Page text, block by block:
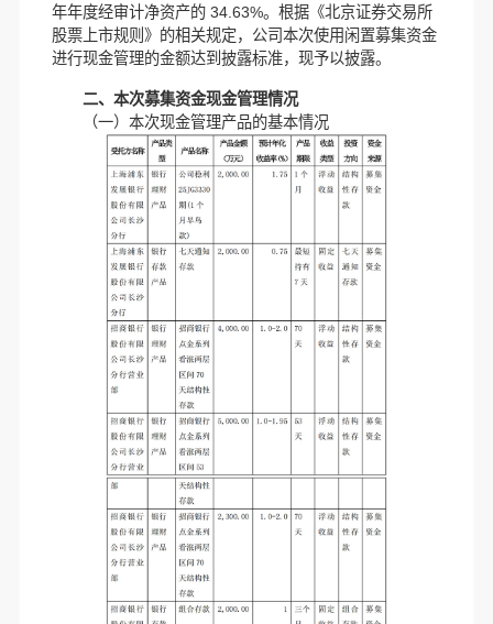
年年度经审计净资产的 34.63%。根据《北京证券交易所
股票上市规则》的相关规定，公司本次使用闲置募集资金
进行现金管理的金额达到披露标准，现予以披露。
二、本次募集资金现金管理情况
（一）本次现金管理产品的基本情况